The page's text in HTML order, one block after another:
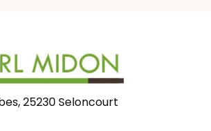
25230 Seloncourt